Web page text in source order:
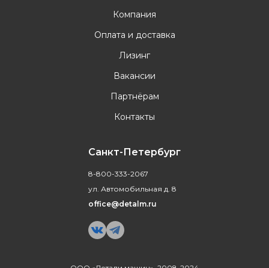
Компания
Оплата и доставка
Лизинг
Вакансии
Партнёрам
Контакты
Санкт-Петербург
8-800-333-2067
ул. Автомобильная д. 8
office@detalm.ru